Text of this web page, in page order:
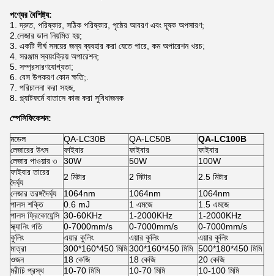
পণ্যের বৈশিষ্ট্য:
1. দ্রুত, পরিষ্কার, সঠিক পরিষ্কার, পৃষ্ঠের আবরণ এবং দূষক অপসারণ;
2. লেজার ডাল নিয়মিত হয়;
3. একটি দীর্ঘ সময়ের জন্য ব্যবহার করা যেতে পারে, কম অপারেশন খরচ;
4. সরঞ্জাম স্বয়ংক্রিয় অপারেশন;
5. সম্প্রসারণযোগ্যতা;
6. বেস উপকরণ কোন ক্ষতি;.
7. পরিচালনা করা সহজ,
8. প্ল্যাটফর্মে বাতাসে কাজ করা সুবিধাজনক
স্পেসিফিকেশন:
মডেল QA-LC30B QA-LC50B
QA-LC100B
লেজারের উৎস
ফাইবার ফাইবার
ফাইবার
লেজার পাওয়ার ৩
30W 50W
100W
ফাইবার তারের
দৈর্ঘ্য
2 মিটার 2 মিটার
2.5 মিটার
লেজার তরঙ্গদৈর্ঘ্য
1064nm 1064nm
1064nm
পালস শক্তি
0.6 mJ 1 এমজে
1.5 এমজে
পালস ফ্রিকোয়েন্সি 30-60KHz 1-2000KHz
1-2000KHz
স্ক্যানিং গতি
0-7000mm/s 0-7000mm/s
0-7000mm/s
কুলিং
এয়ার কুলিং এয়ার কুলিং
এয়ার কুলিং
মাত্রা
300*160*450 মিমি300*160*450 মিমি 500*180*450 মিমি
ওজন
18 কেজি 18 কেজি
20 কেজি
মরীচি প্রস্থ
10-70 মিমি 10-70 মিমি
10-100 মিমি